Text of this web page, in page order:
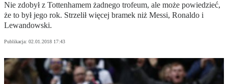
Nie zdobył z Tottenhamem żadnego trofeum, ale może powiedzieć,
że to był jego rok. Strzelił więcej bramek niż Messi, Ronaldo i
Lewandowski.
Publikacja: 02.01.2018 17:43